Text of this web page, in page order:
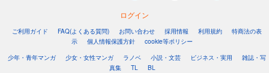
ログイン
ご利用ガイド FAQ(よくある質問) お問い合わせ 採用情報 利用規約
特商法の表
示
個人情報保護方針
cookie等ポリシー
少年・青年マンガ
少女・女性マンガ ラノベ 小説・文芸 ビジネス・実用
雑誌・写
真集
TL BL